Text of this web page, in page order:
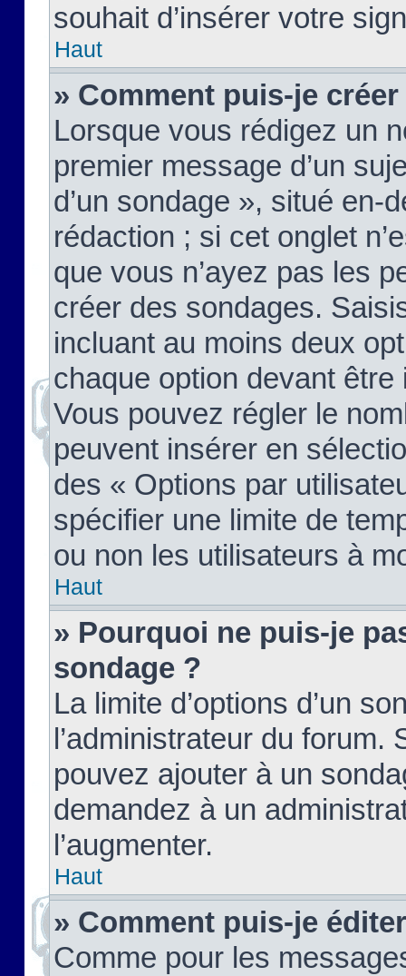
souhait d’insérer votre
Haut
» Comment puis-je
Lorsque vous rédigez un
premier message d’un
d’un sondage », situé en-
rédaction ; si cet onglet
que vous n’ayez pas les
créer des sondages.
incluant au moins deux
chaque option devant
Vous pouvez régler le
peuvent insérer en
des « Options par
spécifier une limite de
ou non les utilisateurs à
Haut
» Pourquoi ne puis-je
sondage ?
La limite d’options d’un
l’administrateur du forum.
pouvez ajouter à un
demandez à un
l’augmenter.
Haut
» Comment puis-je
Comme pour les